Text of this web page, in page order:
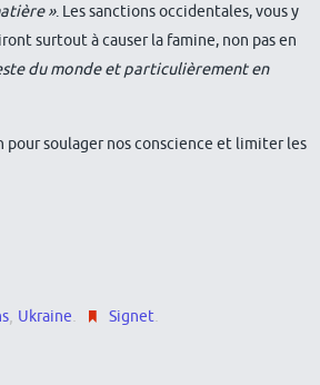
». Les sanctions occidentales, vous y
surtout à causer la famine, non pas en
du monde et particulièrement en
pour soulager nos conscience et limiter les
, Ukraine. Signet.